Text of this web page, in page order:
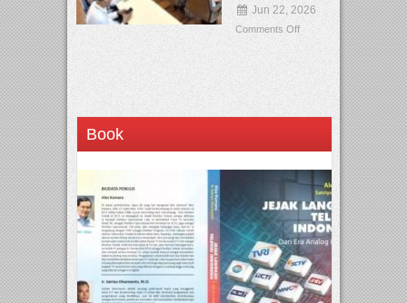
Jun 22, 2026
Comments Off
Book